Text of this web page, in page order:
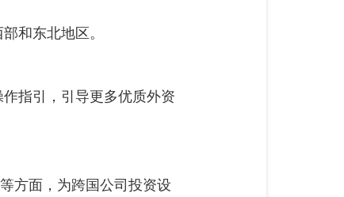
和东北地区。
指引，引导更多优质外资
方面，为跨国公司投资设